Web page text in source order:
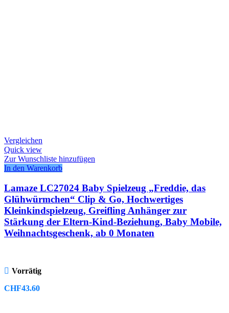
Vergleichen
Quick view
Zur Wunschliste hinzufügen
In den Warenkorb
Lamaze LC27024 Baby Spielzeug „Freddie, das
Glühwürmchen“ Clip & Go, Hochwertiges
Kleinkindspielzeug, Greifling Anhänger zur
Stärkung der Eltern-Kind-Beziehung, Baby Mobile,
Weihnachtsgeschenk, ab 0 Monaten
Vorrätig
CHF43.60